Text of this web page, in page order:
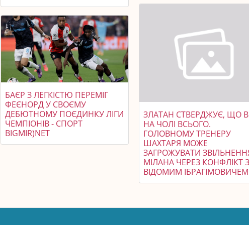
БАЄР З ЛЕГКІСТЮ ПЕРЕМІГ
ФЕЄНОРД У СВОЄМУ
ДЕБЮТНОМУ ПОЄДИНКУ ЛІГИ
ЧЕМПІОНІВ - СПОРТ
BIGMIR)NET
ЗЛАТАН СТВЕРДЖУЄ, ЩО
НА ЧОЛІ ВСЬОГО.
ГОЛОВНОМУ ТРЕНЕРУ
ШАХТАРЯ МОЖЕ
ЗАГРОЖУВАТИ
МІЛАНА ЧЕРЕЗ КОНФЛІКТ З
ВІДОМИМ